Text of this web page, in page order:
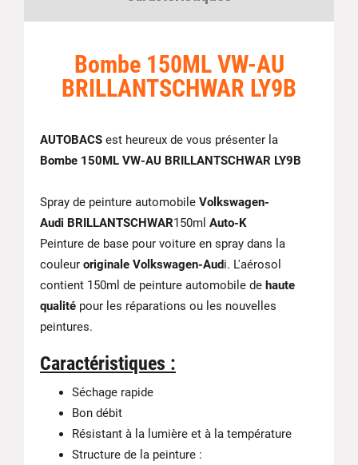
Bombe 150ML VW-AU
BRILLANTSCHWAR LY9B
AUTOBACS est heureux de vous présenter la
Bombe 150ML VW-AU BRILLANTSCHWAR LY9B
Spray de peinture automobile Volkswagen-
Audi BRILLANTSCHWAR150ml Auto-K
Peinture de base pour voiture en spray dans la
couleur originale Volkswagen-Audi. L'aérosol
contient 150ml de peinture automobile de haute
qualité pour les réparations ou les nouvelles
peintures.
Caractéristiques :
Séchage rapide
Bon débit
Résistant à la lumière et à la température
Structure de la peinture :